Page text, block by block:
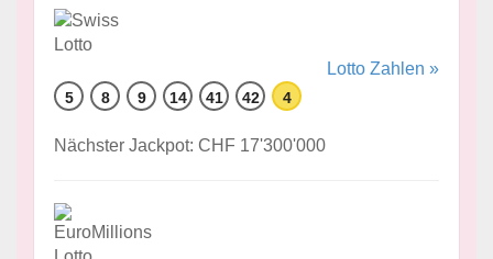
Lotto Zahlen »
5 8 9 14 41 42 4
Nächster Jackpot: CHF 17'300'000